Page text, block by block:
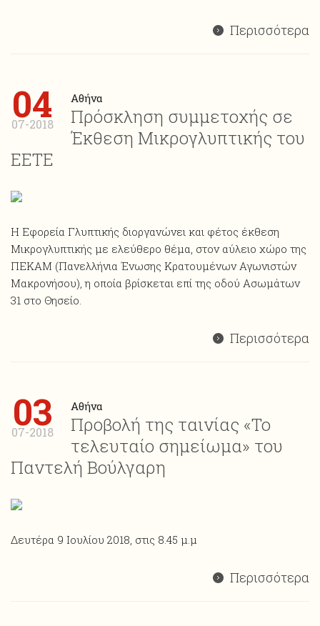
Περισσότερα
04
07-2018
Αθήνα
Πρόσκληση συμμετοχής σε
Έκθεση Μικρογλυπτικής του
ΕΕΤΕ
Η Εφορεία Γλυπτικής διοργανώνει και φέτος έκθεση
Mικρογλυπτικής με ελεύθερο θέμα, στον αύλειο χώρο της
ΠΕΚΑΜ (Πανελλήνια Ένωσης Κρατουμένων Αγωνιστών
Μακρονήσου), η οποία βρίσκεται επί της οδού Ασωμάτων
31 στο Θησείο.
Περισσότερα
03
07-2018
Αθήνα
Προβολή της ταινίας «Το
τελευταίο σημείωμα» του
Παντελή Βούλγαρη
Δευτέρα 9 Ιουλίου 2018, στις 8.45 μ.μ
Περισσότερα